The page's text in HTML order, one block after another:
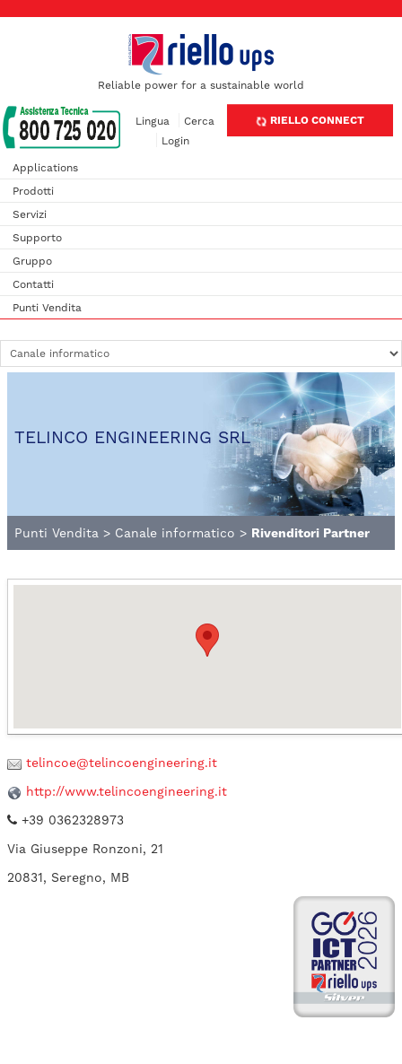
Reliable power for a sustainable world
RIELLO CONNECT
Lingua
Cerca
Login
Applications
Prodotti
Servizi
Supporto
Gruppo
Contatti
Punti Vendita
TELINCO ENGINEERING SRL
Punti Vendita > Canale informatico > Rivenditori Partner
telincoe@telincoengineering.it
http://www.telincoengineering.it
+39 0362328973
Via Giuseppe Ronzoni, 21
20831, Seregno, MB